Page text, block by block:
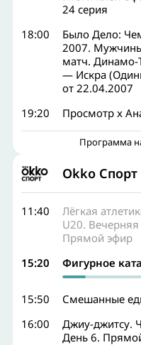
24 серия
18:00
Было Дело:
2007.
матч. Динамо-
— Искра
от 22.04.2007
19:20
Просмотр x
Программа
Okko Спорт
11:40
Лёгкая
U20. Вечерняя
Прямой эфир
15:20
Фигурное
15:50
Смешанные
16:00
Джиу-джитсу.
День 6.